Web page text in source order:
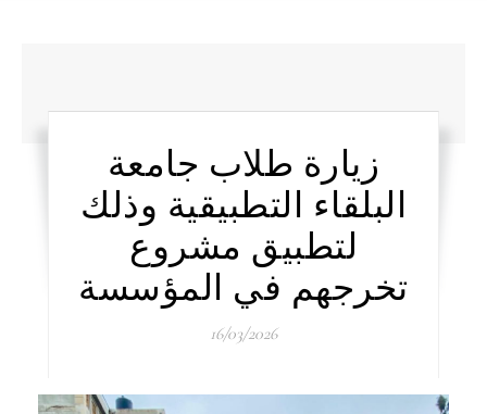
زيارة طلاب جامعة
البلقاء التطبيقية وذلك
لتطبيق مشروع
تخرجهم في المؤسسة
16/03/2026